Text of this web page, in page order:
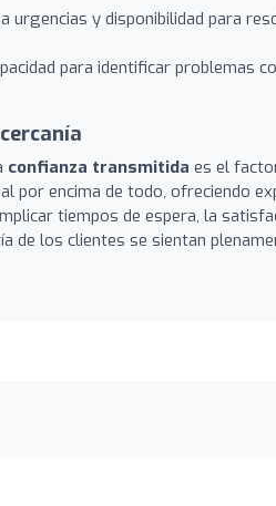
urgencias y disponibilidad para
para identificar problemas
confianza transmitida es el
por encima de todo, ofreciendo
tiempos de espera, la
de los clientes se sientan